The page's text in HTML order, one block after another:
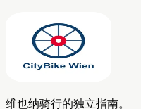
维也纳骑行的独立指南。